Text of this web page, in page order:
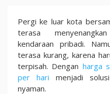
Harga
Sewa
Mobil
Hiace
Semarang
Per
Hari
Pergi ke luar kota
terasa
kendaraan pribadi.
terasa kurang, karena
terpisah. Dengan harga
per hari menjadi
nyaman.